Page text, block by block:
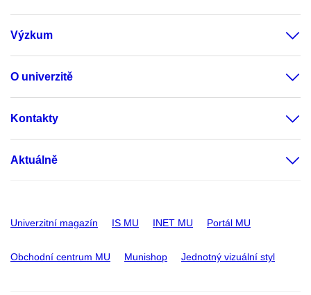
Výzkum
O univerzitě
Kontakty
Aktuálně
Univerzitní magazín IS MU INET MU Portál MU
Obchodní centrum MU Munishop Jednotný vizuální styl